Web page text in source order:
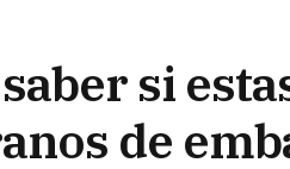
si
de